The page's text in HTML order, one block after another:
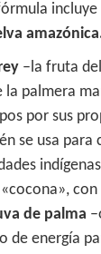
incluye
–la fruta
palmera
por sus
se usa para
con
de palma
de energía